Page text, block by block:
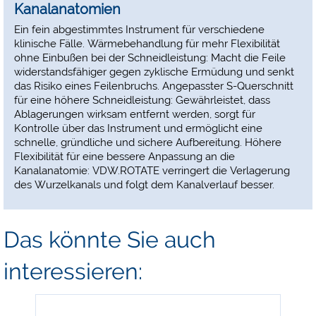
Kanalanatomien
Ein fein abgestimmtes Instrument für verschiedene
klinische Fälle. Wärmebehandlung für mehr Flexibilität
ohne Einbußen bei der Schneidleistung: Macht die Feile
widerstandsfähiger gegen zyklische Ermüdung und senkt
das Risiko eines Feilenbruchs. Angepasster S-Querschnitt
für eine höhere Schneidleistung: Gewährleistet, dass
Ablagerungen wirksam entfernt werden, sorgt für
Kontrolle über das Instrument und ermöglicht eine
schnelle, gründliche und sichere Aufbereitung. Höhere
Flexibilität für eine bessere Anpassung an die
Kanalanatomie: VDW.ROTATE verringert die Verlagerung
des Wurzelkanals und folgt dem Kanalverlauf besser.
Das könnte Sie auch
interessieren: